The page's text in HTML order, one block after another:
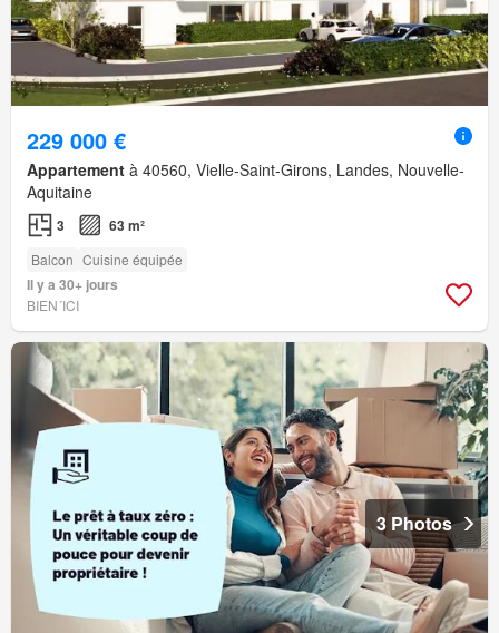
229 000 €
Appartement à 40560, Vielle-Saint-Girons, Landes, Nouvelle-
Aquitaine
3 63 m²
Balcon Cuisine équipée
Il y a 30+ jours
BIEN´ICI
3 Photos